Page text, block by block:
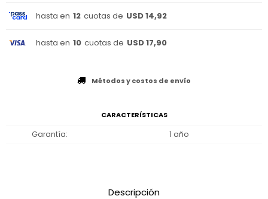
hasta en 12 cuotas de USD 14,92
hasta en 10 cuotas de USD 17,90
Métodos y costos de envío
CARACTERÍSTICAS
Garantía 1 año
Descripción